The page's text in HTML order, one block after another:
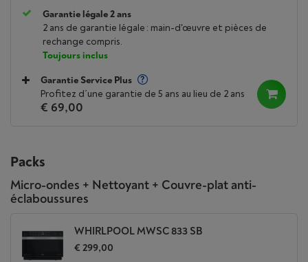
Garantie légale 2 ans
2 ans de garantie légale : main-d'œuvre et pièces de
rechange compris.
Toujours inclus
Garantie Service Plus
Profitez d´une garantie de 5 ans au lieu de 2 ans
€ 69,00
Packs
Micro-ondes + Nettoyant + Couvre-plat anti-
éclaboussures
WHIRLPOOL MWSC 833 SB
€ 299,00